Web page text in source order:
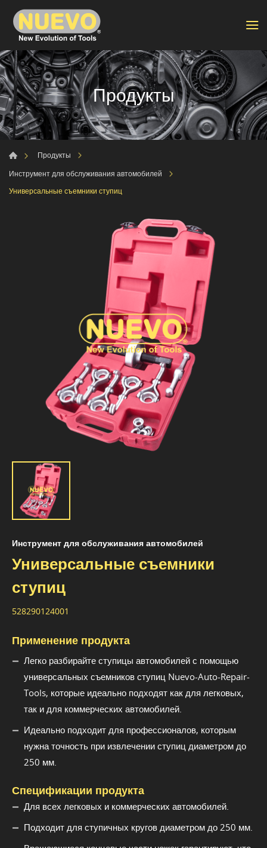
Продукты
Продукты
Инструмент для обслуживания автомобилей
Универсальные съемники ступиц
Инструмент для обслуживания автомобилей
Универсальные съемники
ступиц
528290124001
Применение продукта
Легко разбирайте ступицы автомобилей с помощью
универсальных съемников ступиц Nuevo-Auto-Repair-
Tools, которые идеально подходят как для легковых,
так и для коммерческих автомобилей.
Идеально подходит для профессионалов, которым
нужна точность при извлечении ступиц диаметром до
250 мм.
Спецификации продукта
Для всех легковых и коммерческих автомобилей.
Подходит для ступичных кругов диаметром до 250 мм.